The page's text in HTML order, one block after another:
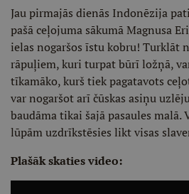
Jau pirmajās dienās Indonēzija
pašā ceļojuma sākumā Magnusa
ielas nogaršos īstu kobru! Turklāt
rāpuļiem, kuri turpat būrī ložņā,
tīkamāko, kurš tiek pagatavots
var nogaršot arī čūskas asiņu
baudāma tikai šajā pasaules malā.
lūpām uzdrīkstēsies likt visas
Plašāk skaties video: